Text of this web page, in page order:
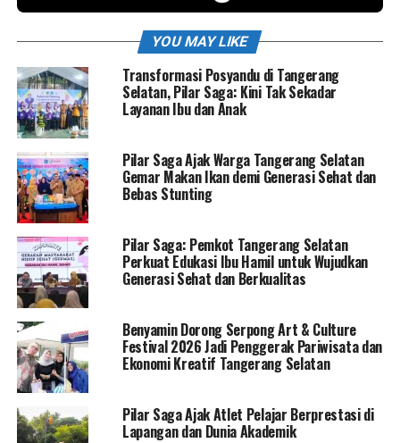
YOU MAY LIKE
Transformasi Posyandu di Tangerang
Selatan, Pilar Saga: Kini Tak Sekadar
Layanan Ibu dan Anak
Pilar Saga Ajak Warga Tangerang Selatan
Gemar Makan Ikan demi Generasi Sehat dan
Bebas Stunting
Pilar Saga: Pemkot Tangerang Selatan
Perkuat Edukasi Ibu Hamil untuk Wujudkan
Generasi Sehat dan Berkualitas
Benyamin Dorong Serpong Art & Culture
Festival 2026 Jadi Penggerak Pariwisata dan
Ekonomi Kreatif Tangerang Selatan
Pilar Saga Ajak Atlet Pelajar Berprestasi di
Lapangan dan Dunia Akademik